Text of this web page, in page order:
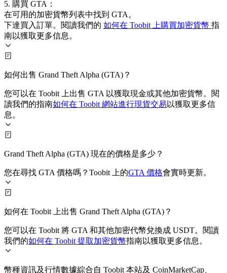
5. 購買 GTA：
在可用的加密貨幣列表中找到 GTA。
下達買入訂單。閱讀我們的 如何在 Toobit 上購買加密貨幣 指
南以獲取更多信息。
如何出售 Grand Theft Alpha (GTA)？
您可以在 Toobit 上出售 GTA 以獲取現金或其他加密貨幣。閱
讀我們的指南如何在 Toobit 網站進行現貨交易 以獲取更多信
息。
Grand Theft Alpha (GTA) 現在的價格是多少？
您在尋找 GTA 價格嗎？Toobit 上的GTA 價格會實時更新。
如何在 Toobit 上出售 Grand Theft Alpha (GTA)？
您可以在 Toobit 將 GTA 和其他加密代幣兌換成 USDT。閱讀
我們的如何在 Toobit 提取加密貨幣指南以獲取更多信息。
幣種資訊及行情數據綜合自 Toobit 本站及 CoinMarketCap、